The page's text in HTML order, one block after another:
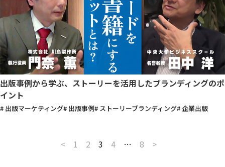
出版事例から学ぶ、ストーリーを活用したブランディングのポ
イント
# 出版マーケティング# 出版事例# ストーリーブランディング# 企業出版
< 1 2 3 4 … 8 >